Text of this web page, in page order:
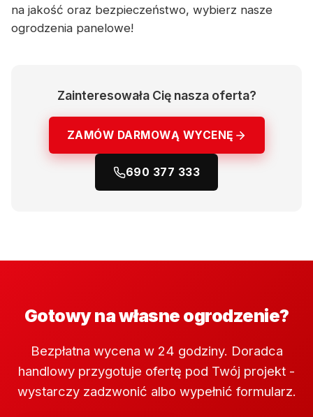
na jakość oraz bezpieczeństwo, wybierz nasze
ogrodzenia panelowe!
Zainteresowała Cię nasza oferta?
ZAMÓW DARMOWĄ WYCENĘ
690 377 333
Gotowy na własne ogrodzenie?
Bezpłatna wycena w 24 godziny. Doradca
handlowy przygotuje ofertę pod Twój projekt -
wystarczy zadzwonić albo wypełnić formularz.